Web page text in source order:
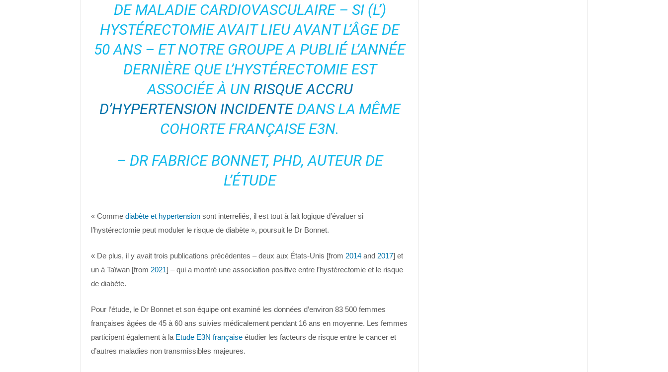
DE MALADIE CARDIOVASCULAIRE – SI (L’)
HYSTÉRECTOMIE AVAIT LIEU AVANT L’ÂGE DE
50 ANS – ET NOTRE GROUPE A PUBLIÉ L’ANNÉE
DERNIÈRE QUE L’HYSTÉRECTOMIE EST
ASSOCIÉE À UN RISQUE ACCRU
D’HYPERTENSION INCIDENTEDANS LA MÊME
COHORTE FRANÇAISE E3N.
– DR FABRICE BONNET, PHD, AUTEUR DE
L’ÉTUDE
« Comme diabète et hypertensionsont interreliés, il est tout à fait logique d’évaluer si
l’hystérectomie peut moduler le risque de diabète », poursuit le Dr Bonnet.
« De plus, il y avait trois publications précédentes – deux aux États-Unis [from 2014and 2017] et
un à Taïwan [from 2021] – qui a montré une association positive entre l’hystérectomie et le risque
de diabète.
Pour l’étude, le Dr Bonnet et son équipe ont examiné les données d’environ 83 500 femmes
françaises âgées de 45 à 60 ans suivies médicalement pendant 16 ans en moyenne. Les femmes
participent également à la Etude E3N françaiseétudier les facteurs de risque entre le cancer et
d’autres maladies non transmissibles majeures.